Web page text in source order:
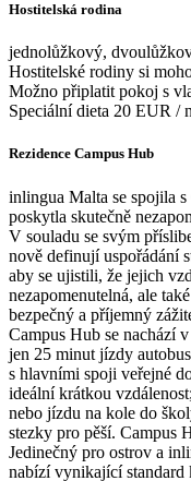
Hostitelská rodina
jednolůžkový,
Hostitelské rodiny si
Možno připlatit pokoj s
Speciální dieta 20 EUR /
Rezidence Campus Hub
inlingua Malta se spojila
poskytla skutečně
V souladu se svým
nově definují uspořádání
aby se ujistili, že jejich
nezapomenutelná, ale
bezpečný a příjemný
Campus Hub se nachází
jen 25 minut jízdy
s hlavními spoji veřejné
ideální krátkou
nebo jízdu na kole do
stezky pro pěší. Campus
Jedinečný pro ostrov a
nabízí vynikající standard